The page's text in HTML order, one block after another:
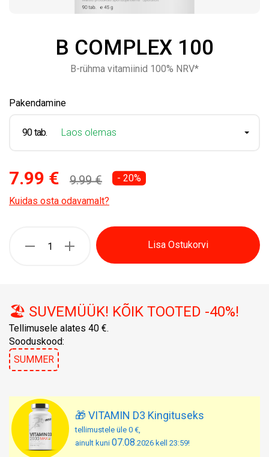
B COMPLEX 100
B-rühma vitamiinid 100% NRV*
Pakendamine
90 tab. Laos olemas
7.99 € 9.99 € - 20%
Kuidas osta odavamalt?
Lisa Ostukorvi
🏖️ SUVEMÜÜK! KÕIK TOOTED -40%!
Tellimusele alates 40 €.
Sooduskood:
SUMMER
🎁 VITAMIN D3 Kingituseks
tellimustele üle 0 €,
ainult kuni 07.08.2026 kell 23:59!